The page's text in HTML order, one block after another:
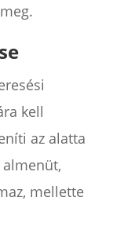
kell
az alatta
mellette